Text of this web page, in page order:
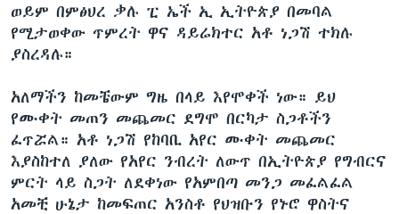
ወይም በምፅህረ ቃሉ ፒ ኤች ኢ ኢትዮጵያ በመባል
የሚታወቀው ጥምረት ዋና ዳይሬክተር አቶ ነጋሽ ተክሉ
ያስረዳሉ።
አለማችን ከመቼውም ግዜ በላይ እየሞቀች ነው። ይህ
የሙቀት መጠን መጨመር ደግሞ በርካታ ስጋቶችን
ፈጥሯል። አቶ ነጋሽ የከባቢ አየር ሙቀት መጨመር
እያስከተለ ያለው የአየር ንብረት ለውጥ በኢትዮጵያ የግብርና
ምርት ላይ ስጋት ለደቀነው የአምበጣ መንጋ መፈልፈል
አመቺ ሁኔታ ከመፍጠር አንስቶ የህዝቡን የኑሮ ዋስትና